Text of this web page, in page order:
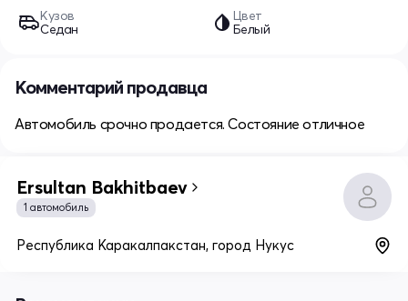
Кузов
Седан
Цвет
Белый
Комментарий продавца
Автомобиль срочно продается. Состояние отличное
Ersultan Bakhitbaev
1 автомобиль
Республика Каракалпакстан, город Нукус